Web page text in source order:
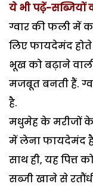
ये भी पढ़़ें-
ग्वार की फली में
लिए फायदेमंद
भूख को बढ़ाने
मजबूत बनती हैं.
है.
मधुमेह के मरीजों के
में लेना फायदेमंद
साथ ही, यह पित्त
सब्जी खाने से